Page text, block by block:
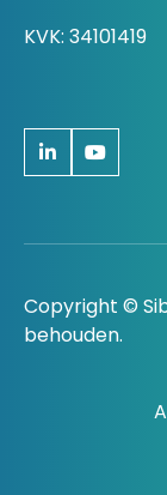
KVK: 34101419
Copyright ©
behouden.